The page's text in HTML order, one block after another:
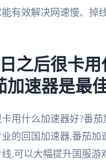
有效解决网速慢、掉
之后很卡用
加速器是最
用什么加速器好?番茄
的回国加速器,番茄加
,可以大幅提升国服游